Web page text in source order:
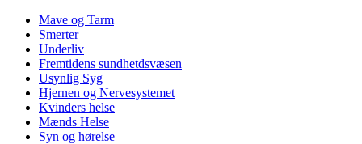
Mave og Tarm
Smerter
Underliv
Fremtidens sundhetdsvæsen
Usynlig Syg
Hjernen og Nervesystemet
Kvinders helse
Mænds Helse
Syn og hørelse